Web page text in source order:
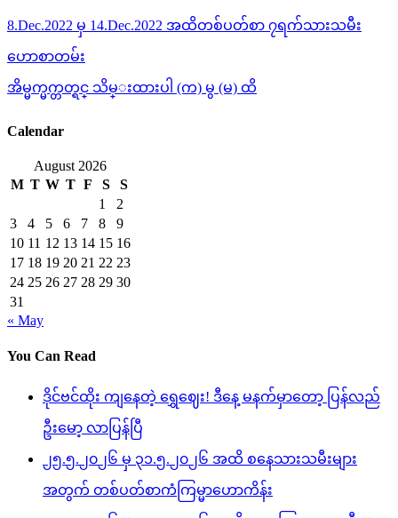
8.Dec.2022 မှ 14.Dec.2022 အထိတစ်ပတ်စာ ၇ရက်သားသမီး
ဟောစာတမ်း
အိမ္မက္မက္တတ္ရင္ သိမ္းထားပါ (က) မွ (မ) ထိ
Calendar
August 2026
M T W T F S
S
1
2
3
4 5 6 7 8
9
10 11 12 13 14 15 16
17 18 19 20 21 22 23
24 25 26 27 28 29 30
31
« May
You Can Read
ဒိုင်ဗင်ထိုး ကျနေတဲ့ ရွှေဈေး! ဒီနေ့ မနက်မှာတော့ ပြန်လည်
ဦးမော့ လာပြန်ပြီ
၂၅.၅.၂၀၂၆ မှ ၃၁.၅.၂၀၂၆ အထိ စနေသားသမီးများ
အတွက် တစ်ပတ်စာကံကြမ္မာဟောကိန်း